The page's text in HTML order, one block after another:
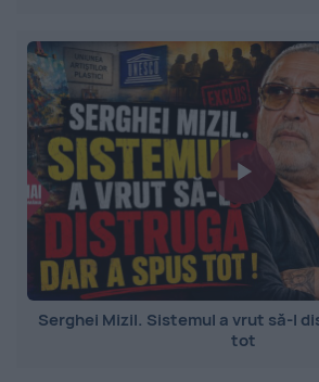
Serghei Mizil. Sistemul a vrut să-l
tot